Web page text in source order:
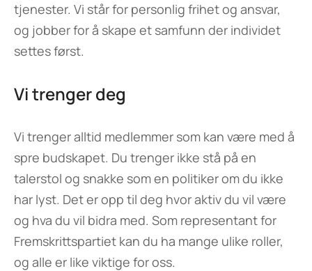
tjenester. Vi står for personlig frihet og ansvar,
og jobber for å skape et samfunn der individet
settes først.
Vi trenger deg
Vi trenger alltid medlemmer som kan være med å
spre budskapet. Du trenger ikke stå på en
talerstol og snakke som en politiker om du ikke
har lyst. Det er opp til deg hvor aktiv du vil være
og hva du vil bidra med. Som representant for
Fremskrittspartiet kan du ha mange ulike roller,
og alle er like viktige for oss.